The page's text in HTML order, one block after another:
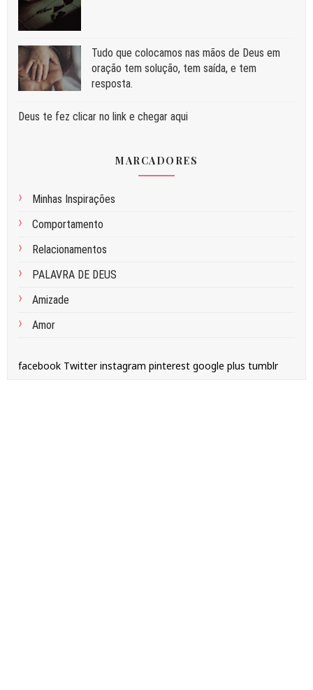
Tudo que colocamos nas mãos de Deus em
oração tem solução, tem saída, e tem
resposta.
Deus te fez clicar no link e chegar aqui
MARCADORES
Minhas Inspirações
Comportamento
Relacionamentos
PALAVRA DE DEUS
Amizade
Amor
facebook Twitter instagram pinterest google plus tumblr